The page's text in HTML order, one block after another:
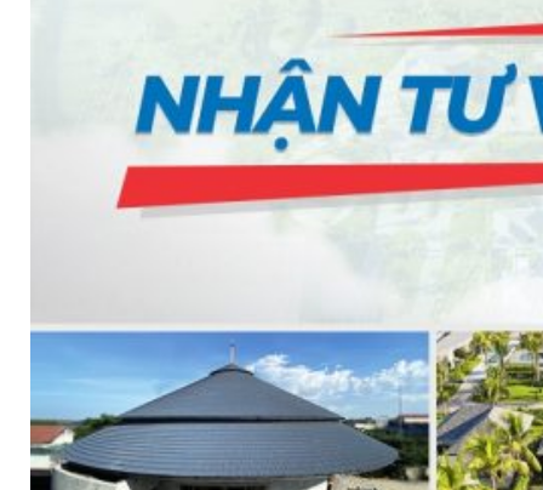
TẤM LỢP KIM LOẠI
TẤM ỐP VOX
TẤM ỐP TRẦN INFRATOP
TẤM ỐP TƯỜNG MAX-3
TẤM ỐP ĐA NĂNG FRONTO